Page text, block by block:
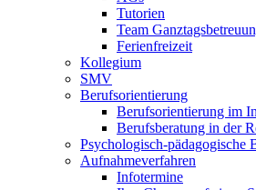
Tutorien
Team
Ferienfreizeit
Kollegium
SMV
Berufsorientierung
Berufsorientierung im
Berufsberatung in der
Psychologisch-pädagogische
Aufnahmeverfahren
Infotermine